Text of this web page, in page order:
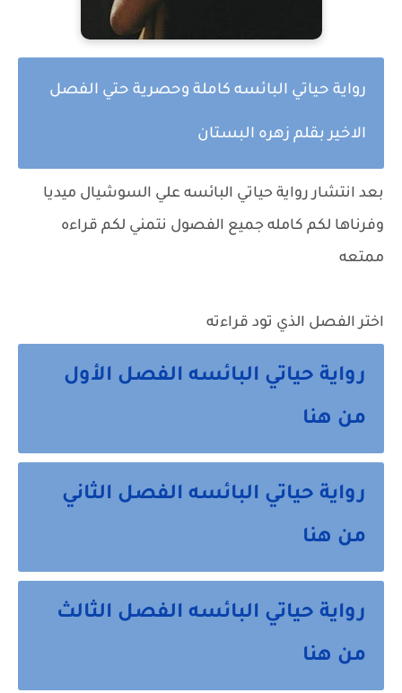
رواية حياتي البائسه كاملة وحصرية حتي الفصل
الاخير بقلم زهره البستان
بعد انتشاررواية حياتي البائسه علي السوشيال ميديا
وفرناها لكم كامله جميع الفصول نتمني لكم قراءه
ممتعه
اختر الفصل الذي تود قراءته
رواية حياتي البائسه الفصل الأول
من هنا
رواية حياتي البائسه الفصل الثاني
من هنا
رواية حياتي البائسه الفصل الثالث
من هنا